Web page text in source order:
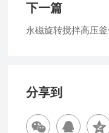
下一篇
永磁旋转搅拌高压
分享到